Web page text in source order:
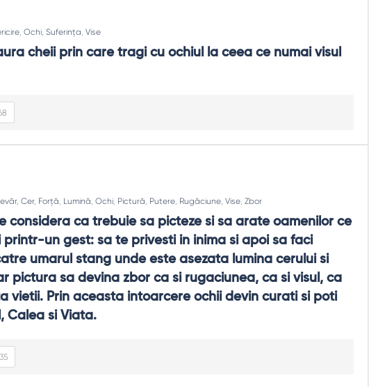
,Ochi ,Suferința ,Vise
cheii prin care tragi cu ochiul la ceea ce numai visul
,Cer, Forță, Lumină,Ochi, Pictură, Putere, Rugăciune,Vise,Zbor
considera ca trebuie sa picteze si sa arate oamenilor ce
un gest: sa te privesti in inima si apoi sa faci
umarul stang unde este asezata lumina cerului si
pictura sa devina zbor ca si rugaciunea, ca si visul, ca
vietii. Prin aceasta intoarcere ochii devin curati si poti
Calea si Viata.